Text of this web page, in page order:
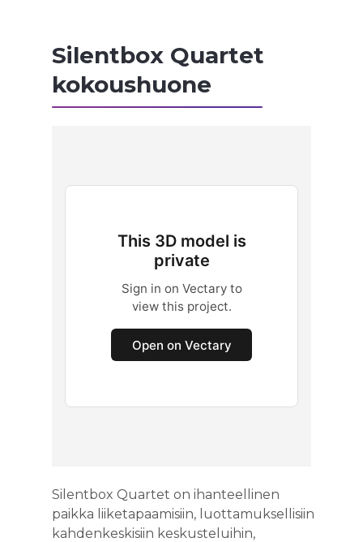
Silentbox Quartet on ihanteellinen
paikka liiketapaamisiin, luottamuksellisiin
kahdenkeskisiin keskusteluihin,
Silentbox Quartet
kokoushuone